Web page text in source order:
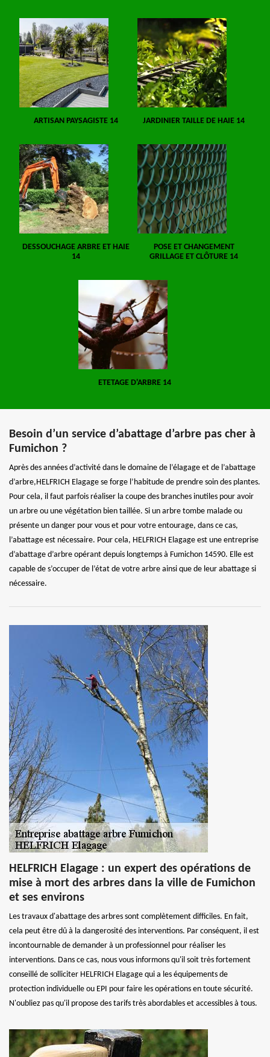
ARTISAN PAYSAGISTE 14 JARDINIER TAILLE DE HAIE 14
DESSOUCHAGE ARBRE ET HAIE
14
POSE ET CHANGEMENT
GRILLAGE ET CLÔTURE 14
ETETAGE D'ARBRE 14
Besoin d’un service d’abattage d’arbre pas cher à
Fumichon ?
Après des années d’activité dans le domaine de l’élagage et de l’abattage
d’arbre,HELFRICH Elagage se forge l’habitude de prendre soin des plantes.
Pour cela, il faut parfois réaliser la coupe des branches inutiles pour avoir
un arbre ou une végétation bien taillée. Si un arbre tombe malade ou
présente un danger pour vous et pour votre entourage, dans ce cas,
l’abattage est nécessaire. Pour cela, HELFRICH Elagage est une entreprise
d’abattage d’arbre opérant depuis longtemps à Fumichon 14590. Elle est
capable de s’occuper de l’état de votre arbre ainsi que de leur abattage si
nécessaire.
HELFRICH Elagage : un expert des opérations de
mise à mort des arbres dans la ville de Fumichon
et ses environs
Les travaux d'abattage des arbres sont complètement difficiles. En fait,
cela peut être dû à la dangerosité des interventions. Par conséquent, il est
incontournable de demander à un professionnel pour réaliser les
interventions. Dans ce cas, nous vous informons qu'il soit très fortement
conseillé de solliciter HELFRICH Elagage qui a les équipements de
protection individuelle ou EPI pour faire les opérations en toute sécurité.
N'oubliez pas qu'il propose des tarifs très abordables et accessibles à tous.